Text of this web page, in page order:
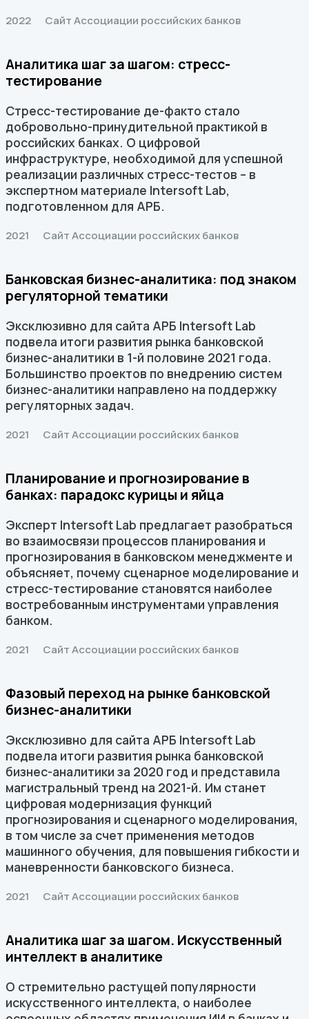
2022 Сайт Ассоциации российских банков
Аналитика шаг за шагом: стресс-
тестирование
Стресс-тестирование де-факто стало
добровольно-принудительной практикой в
российских банках. О цифровой
инфраструктуре, необходимой для успешной
реализации различных стресс-тестов – в
экспертном материале Intersoft Lab,
подготовленном для АРБ.
2021 Сайт Ассоциации российских банков
Банковская бизнес-аналитика: под знаком
регуляторной тематики
Эксклюзивно для сайта АРБ Intersoft Lab
подвела итоги развития рынка банковской
бизнес-аналитики в 1-й половине 2021 года.
Большинство проектов по внедрению систем
бизнес-аналитики направлено на поддержку
регуляторных задач.
2021 Сайт Ассоциации российских банков
Планирование и прогнозирование в
банках: парадокс курицы и яйца
Эксперт Intersoft Lab предлагает разобраться
во взаимосвязи процессов планирования и
прогнозирования в банковском менеджменте и
объясняет, почему сценарное моделирование и
стресс-тестирование становятся наиболее
востребованным инструментами управления
банком.
2021 Сайт Ассоциации российских банков
Фазовый переход на рынке банковской
бизнес-аналитики
Эксклюзивно для сайта АРБ Intersoft Lab
подвела итоги развития рынка банковской
бизнес-аналитики за 2020 год и представила
магистральный тренд на 2021-й. Им станет
цифровая модернизация функций
прогнозирования и сценарного моделирования,
в том числе за счет применения методов
машинного обучения, для повышения гибкости и
маневренности банковского бизнеса.
2021 Сайт Ассоциации российских банков
Аналитика шаг за шагом. Искусственный
интеллект в аналитике
О стремительно растущей популярности
искусственного интеллекта, о наиболее